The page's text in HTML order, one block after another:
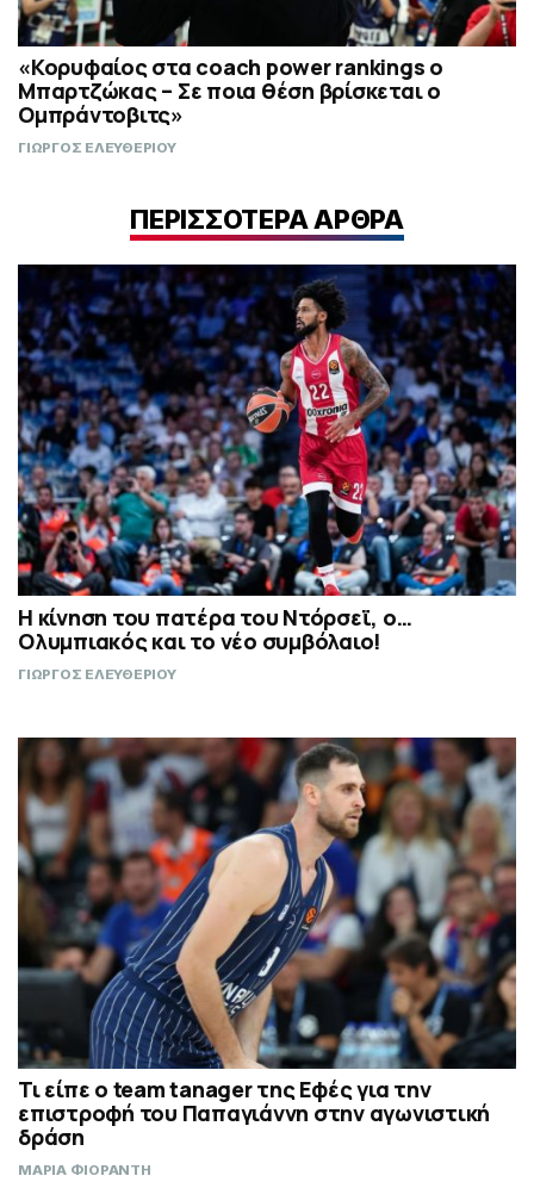
«Κορυφαίος στα coach power rankings ο
Μπαρτζώκας – Σε ποια θέση βρίσκεται ο
Ομπράντοβιτς»
ΓΙΩΡΓΟΣ ΕΛΕΥΘΕΡΙΟΥ
ΠΕΡΙΣΣΟΤΕΡΑ ΑΡΘΡΑ
Η κίνηση του πατέρα του Ντόρσεϊ, ο…
Ολυμπιακός και το νέο συμβόλαιο!
ΓΙΩΡΓΟΣ ΕΛΕΥΘΕΡΙΟΥ
Τι είπε ο team tanager της Εφές για την
επιστροφή του Παπαγιάννη στην αγωνιστική
δράση
ΜΑΡΙΑ ΦΙΟΡΑΝΤΗ